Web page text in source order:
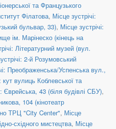
та Французького
Філатова, Місце зустрічі:
бульвар, 33), Місце зустрічі:
ім. Марінеско (кінець на
Літературний музей (вул.
2-й Розумовський
Преображенська/Успенська вул.,
кут вулиць Коблевської та
Єврейська, 43 (біля будівлі СБУ),
104 (кінотеатр
ТРЦ "City Center", Місце
східного мистецтва, Місце